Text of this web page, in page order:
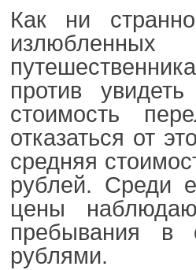
Как ни
против
стоимость
отказаться от
средняя
рублей. Среди
цены
пребывания в
рублями.